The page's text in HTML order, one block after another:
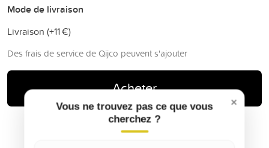
Mode de livraison
Livraison (+11 €)
Des frais de service de Qijco peuvent s'ajouter
Acheter
×
Vous ne trouvez pas ce que vous
cherchez ?